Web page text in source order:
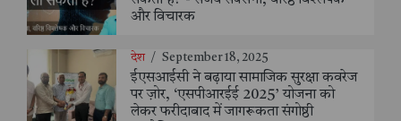
और विचारक
देश / September 18, 2025
ईएसआईसी ने बढ़ाया सामाजिक सुरक्षा कवरेज
पर ज़ोर, ‘एसपीआरईई 2025’ योजना को
लेकर फरीदाबाद में जागरूकता संगोष्ठी